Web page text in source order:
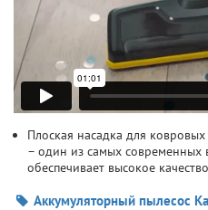
Плоская насадка для
– один из самых современных
обеспечивает высокое
Аккумуляторный пылесос